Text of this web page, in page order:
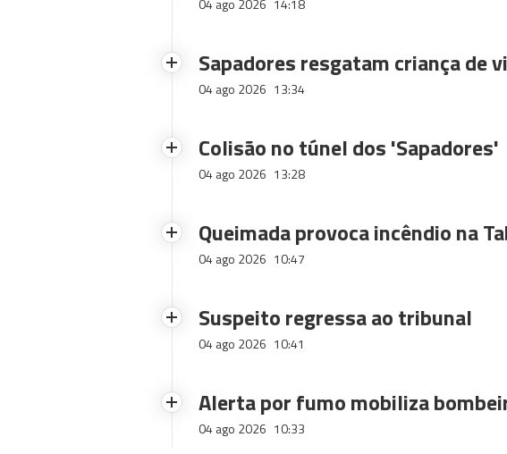
04 ago 2026 14:18
Sapadores resgatam criança de
04 ago 2026 13:34
Colisão no túnel dos 'Sapadores'
04 ago 2026 13:28
Queimada provoca incêndio na
04 ago 2026 10:47
Suspeito regressa ao tribunal
04 ago 2026 10:41
Alerta por fumo mobiliza
04 ago 2026 10:33